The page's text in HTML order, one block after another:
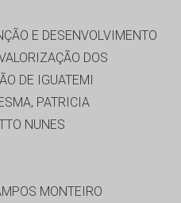
E DESENVOLVIMENTO
DOS
DE IGUATEMI
PATRICIA
NUNES
MONTEIRO